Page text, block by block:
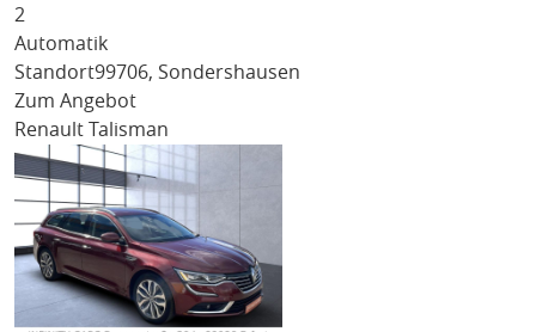
2
Automatik
Standort99706, Sondershausen
Zum Angebot
Renault Talisman